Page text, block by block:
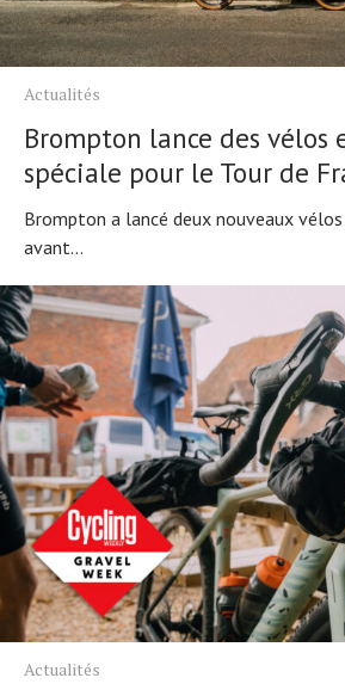
Actualités
Brompton lance des vélos
spéciale pour le Tour de
Brompton a lancé deux nouveaux
avant...
Actualités